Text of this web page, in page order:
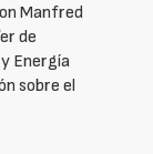
Manfred
de
Energía
sobre el